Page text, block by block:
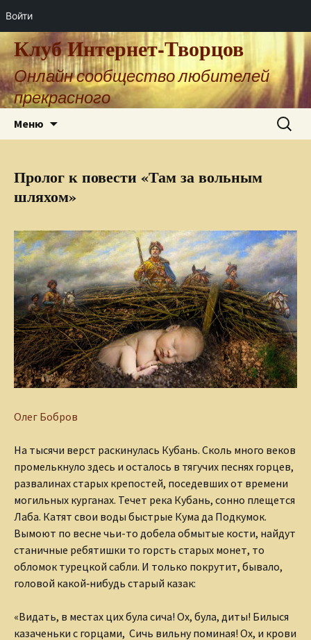
Войти
Клуб Интернет-Творцов
Онлайн сообщество любителей
прекрасного
Меню Найти:
Пролог к повести «Там за вольным
шляхом»
Олег Бобров
На тысячи верст раскинулась Кубань. Сколь много веков
промелькнуло здесь и осталось в тягучих песнях горцев,
развалинах старых крепостей, поседевших от времени
могильных курганах. Течет река Кубань, сонно плещется
Лаба. Катят свои воды быстрые Кума да Подкумок.
Вымоют по весне чьи-то добела обмытые кости, найдут
станичные ребятишки то горсть старых монет, то
обломок турецкой сабли. И только покрутит, бывало,
головой какой‑нибудь старый казак:
«Видать, в местах цих була сича! Ох, була, диты! Билыся
казаченьки с горцами, Сичь вильну поминая! Ох, и крови